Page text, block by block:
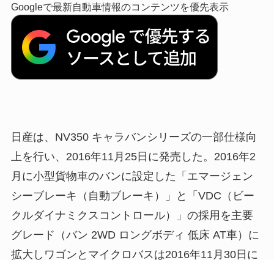
Googleで最新自動車情報のコンテンツを優先表示
日産は、NV350 キャラバンシリーズの一部仕様向
上を行い、2016年11月25日に発売した。2016年2
月に小型貨物車のバンに設定した「エマージェン
シーブレーキ（自動ブレーキ）」と「VDC（ビー
クルダイナミクスコントロール）」の採用を主要
グレード（バン 2WD ロングボディ 低床 AT車）に
拡大しワゴンとマイクロバスは2016年11月30日に